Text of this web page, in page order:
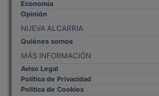
Opinión
NUEVA ALCARRIA
Quiénes somos
MÁS INFORMACIÓN
Aviso Legal
Política de Privacidad
Politica de Cookies
Mas informacion sobre las cookies